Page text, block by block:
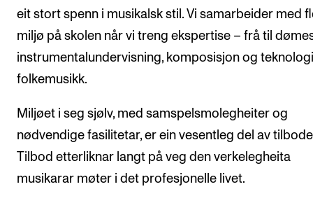
INFO
Om Norges musikkhøgskole
Kontakt oss
Finn ansatte
For ansatte og studenter
eit stort spenn i musikalsk stil. Vi samarbeider med
miljø på skolen når vi treng ekspertise – frå til
instrumentalundervisning, komposisjon og
folkemusikk.
Miljøet i seg sjølv, med samspelsmolegheiter og
nødvendige fasilitetar, er ein vesentleg del av
Tilbod etterliknar langt på veg den verkelegheita
musikarar møter i det profesjonelle livet.